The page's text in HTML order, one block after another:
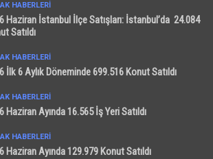
HABERLERI
Haziran İstanbul İlçe Satışları: İstanbul’da 24.084
Satıldı
HABERLERI
İlk 6 Aylık Döneminde 699.516 Konut Satıldı
HABERLERI
Haziran Ayında 16.565 İş Yeri Satıldı
HABERLERI
Haziran Ayında 129.979 Konut Satıldı